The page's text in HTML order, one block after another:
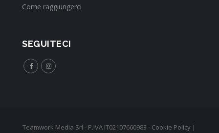
Come raggiungerci
SEGUITECI
Teamwork Media Srl - P.IVA IT02107660983 - Cookie Policy|